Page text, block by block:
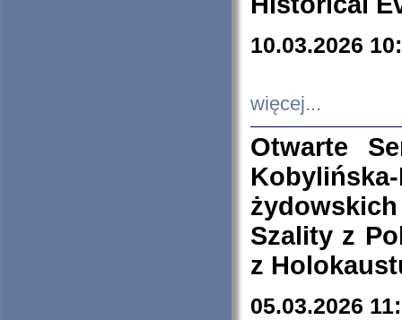
10.03.2026
więcej...
Otwarte
Szality z
z
05.03.2026